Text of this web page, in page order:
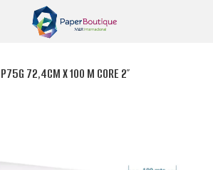
P75G 72,4CM X 100 M CORE 2″